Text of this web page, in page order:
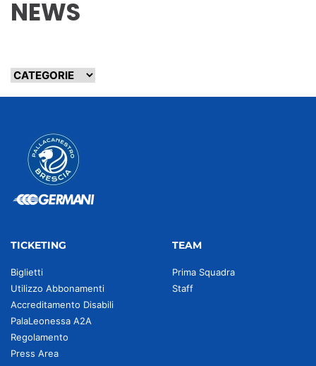
NEWS
TICKETING
Biglietti
Utilizzo Abbonamenti
Accreditamento Disabili
PalaLeonessa A2A
Regolamento
Press Area
TEAM
Prima Squadra
Staff